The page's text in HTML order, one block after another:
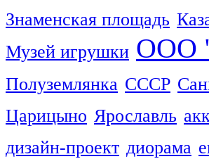
Знаменская площадь
Музей игрушки ООО
Полуземлянка СССР
Царицыно Ярославль
дизайн-проект диорама